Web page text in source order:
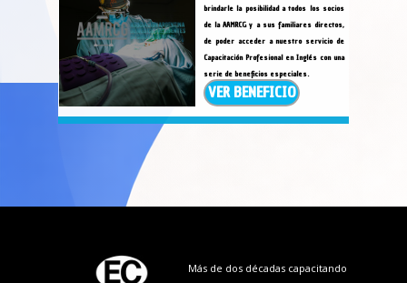
Más de dos décadas capacitando
brindarle la posibilidad a todos los socios
de la AAMRCG y a sus familiares directos,
de poder acceder a nuestro servicio de
Capacitación Profesional en Inglés con una
serie de beneficios especiales.
VER BENEFICIO